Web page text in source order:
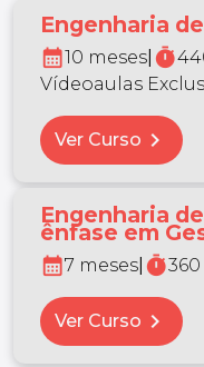
Engenharia
calendar_month10 meses timer
Vídeoaulas
Ver Curso chevron_right
Engenharia
ênfase em
calendar_month7 meses timer
Ver Curso chevron_right